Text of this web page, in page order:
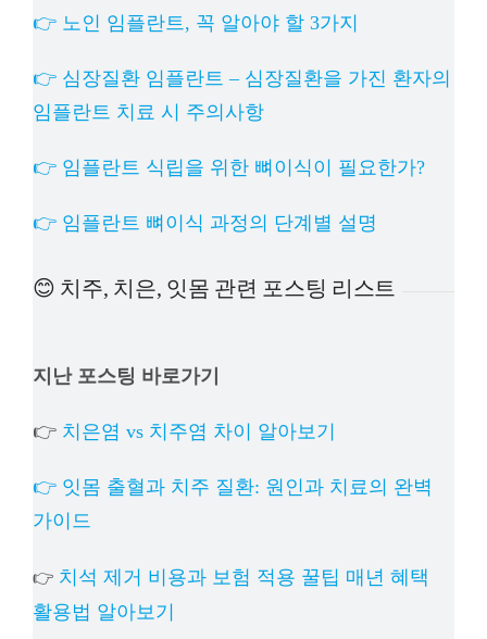
👉 노인 임플란트, 꼭 알아야 할 3가지
👉 심장질환 임플란트 – 심장질환을 가진 환자의
임플란트 치료 시 주의사항
👉 임플란트 식립을 위한 뼈이식이 필요한가?
👉 임플란트 뼈이식 과정의 단계별 설명
😊 치주, 치은, 잇몸 관련 포스팅 리스트
지난 포스팅 바로가기
👉 치은염 vs 치주염 차이 알아보기
👉 잇몸 출혈과 치주 질환: 원인과 치료의 완벽
가이드
👉 치석 제거 비용과 보험 적용 꿀팁 매년 혜택
활용법 알아보기